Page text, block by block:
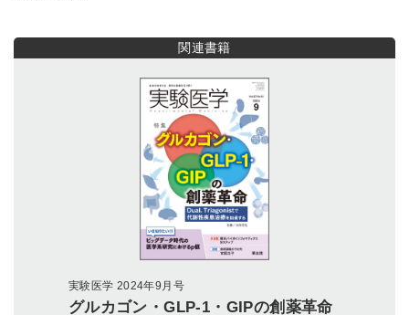
関連書籍
実験医学 2024年9月号
グルカゴン・GLP-1・GIPの創薬革命